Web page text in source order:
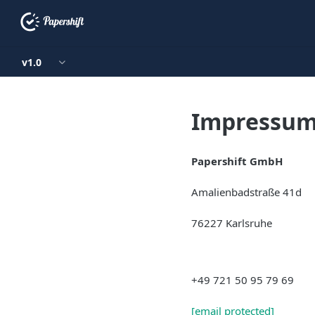
v1.0
Papershift GmbH
Amalienbadstraße 41d
76227 Karlsruhe
+49 721 50 95 79 69
[email protected]